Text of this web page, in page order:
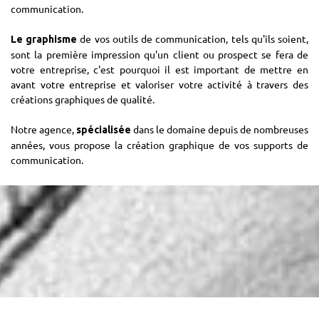
communication.
Le graphisme de vos outils de communication, tels qu'ils soient,
sont la première impression qu'un client ou prospect se fera de
votre entreprise, c'est pourquoi il est important de mettre en
avant votre entreprise et valoriser votre activité à travers des
créations graphiques de qualité.
Notre agence, spécialisée dans le domaine depuis de nombreuses
années, vous propose la création graphique de vos supports de
communication.